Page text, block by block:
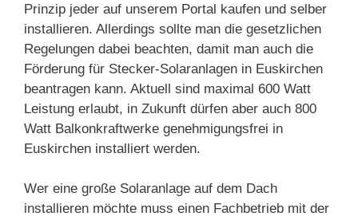
Prinzip jeder auf unserem Portal kaufen und selber
installieren. Allerdings sollte man die gesetzlichen
Regelungen dabei beachten, damit man auch die
Förderung für Stecker-Solaranlagen in Euskirchen
beantragen kann. Aktuell sind maximal 600 Watt
Leistung erlaubt, in Zukunft dürfen aber auch 800
Watt Balkonkraftwerke genehmigungsfrei in
Euskirchen installiert werden.
Wer eine große Solaranlage auf dem Dach
installieren möchte muss einen Fachbetrieb mit der